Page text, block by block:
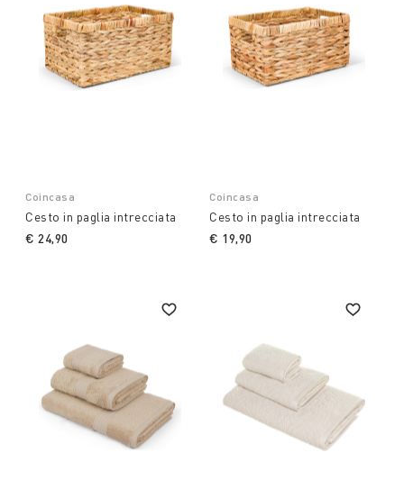
Coincasa
Cesto in paglia intrecciata
€ 24,90
Coincasa
Cesto in paglia intrecciata
€ 19,90